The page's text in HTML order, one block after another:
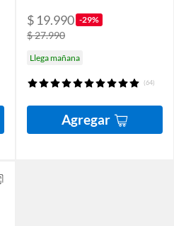
$ 19.990 -29%
$ 27.990
Llega mañana
(64)
Agregar